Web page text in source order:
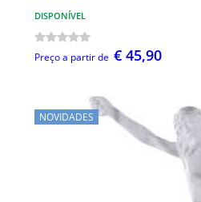
DISPONÍVEL
Preço a partir de € 45,90
NOVIDADES